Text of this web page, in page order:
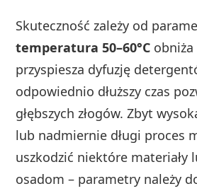
Skuteczność zależy od
temperatura 50–60°C
przyspiesza dyfuzję
odpowiednio dłuższy czas
głębszych złogów. Zbyt
lub nadmiernie długi proces
uszkodzić niektóre materiały
osadom – parametry należy